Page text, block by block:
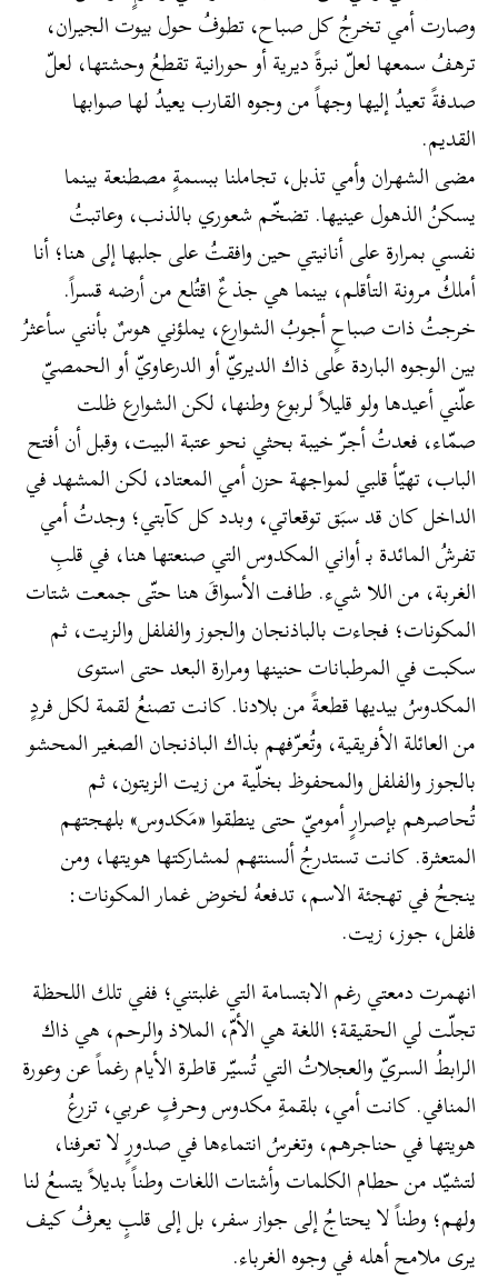
وصارت أمي تخرجُ كل صباح، تطوفُ حول بيوت الجيران،
ترهفُ سمعها لعلّ نبرةً ديرية أو حورانية تقطعُ وحشتها، لعلّ
صدفةً تعيدُ إليها وجهاً من وجوه القارب يعيدُ لها صوابها
القديم.
​مضى الشهران وأمي تذبل، تجاملنا ببسمةٍ مصطنعة بينما
يسكنُ الذهول عينيها. تضخّم شعوري بالذنب، وعاتبتُ
نفسي بمرارة على أنانيتي حين وافقتُ على جلبها إلى هنا؛ أنا
أملكُ مرونة التأقلم، بينما هي جذعٌ اقتُلع من أرضه قسراً.
خرجتُ ذات صباحٍ أجوبُ الشوارع، يملؤني هوسٌ بأنني سأعثرُ
بين الوجوه الباردة على ذاك الديريّ أو الدرعاويّ أو الحمصيّ
علّني أعيدها ولو قليلاً لربوع وطنها، لكن الشوارع ظلت
صمّاء، فعدتُ أجرّ خيبة بحثي نحو عتبة البيت، وقبل أن أفتح
الباب، تهيّأ قلبي لمواجهة حزن أمي المعتاد، لكن المشهد في
الداخل كان قد سبَق توقعاتي، وبدد كل كآبتي؛ وجدتُ أمي
تفرشُ المائدة بـ أواني المكدوس التي صنعتها هنا، في قلبِ
الغربة، من اللا شيء. طافت الأسواقَ هنا حتّى جمعت شتات
المكونات؛ فجاءت بالباذنجان والجوز والفلفل والزيت، ثم
سكبت في المرطبانات حنينها ومرارة البعد حتى استوى
المكدوسُ بيديها قطعةً من بلادنا. كانت تصنعُ لقمة لكل فردٍ
من العائلة الأفريقية، وتُعرّفهم بذاك الباذنجان الصغير المحشو
بالجوز والفلفل والمحفوظ بخلّية من زيت الزيتون، ثم
تُحاصرهم بإصرارٍ أموميّ حتى ينطقوا «مَكدوس» بلهجتهم
المتعثرة. كانت تستدرجُ ألسنتهم لمشاركتها هويتها، ومن
ينجحُ في تهجئة الاسم، تدفعهُ لخوض غمار المكونات:
فلفل، جوز، زيت.
انهمرت دمعتي رغم الابتسامة التي غلبتني؛ ففي تلك اللحظة
تجلّت لي الحقيقة؛ اللغة هي الأمّ، الملاذ والرحم، هي ذاك
الرابطُ السريّ والعجلاتُ التي تُسيّر قاطرة الأيام رغماً عن وعورة
المنافي. كانت أمي، بلقمةِ مكدوس وحرفٍ عربي، تزرعُ
هويتها في حناجرهم، وتغرسُ انتماءها في صدورٍ لا تعرفنا،
لتشيّد من حطام الكلمات وأشتات اللغات وطناً بديلاً يتسعُ لنا
ولهم؛ وطناً لا يحتاجُ إلى جواز سفر، بل إلى قلبٍ يعرفُ كيف
يرى ملامح أهله في وجوه الغرباء.